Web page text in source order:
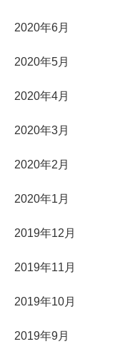
2020年6月
2020年5月
2020年4月
2020年3月
2020年2月
2020年1月
2019年12月
2019年11月
2019年10月
2019年9月